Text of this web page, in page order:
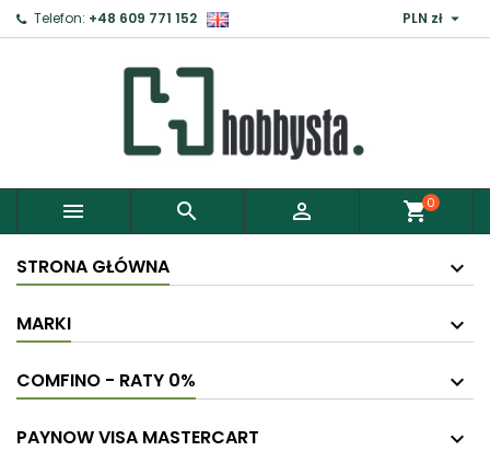
Telefon: +48 609 771 152 PLN zł 
   shopping_cart0
STRONA GŁÓWNA
MARKI
COMFINO - RATY 0%
PAYNOW VISA MASTERCART